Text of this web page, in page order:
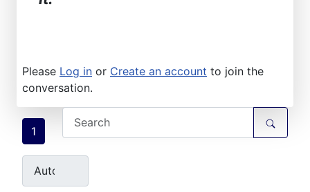
Please Log in or Create an account to join the
conversation.
1